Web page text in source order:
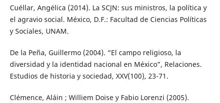
Cuéllar, Angélica (2014). La SCJN: sus ministros, la política y
el agravio social. México, D.F.: Facultad de Ciencias Políticas
y Sociales, UNAM.
De la Peña, Guillermo (2004). “El campo religioso, la
diversidad y la identidad nacional en México”, Relaciones.
Estudios de historia y sociedad, XXV(100), 23-71.
Clémence, Aláin ; Williem Doise y Fabio Lorenzi (2005).